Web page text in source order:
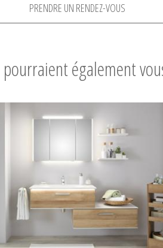
PRENDRE UN RENDEZ-VOUS
pourraient également